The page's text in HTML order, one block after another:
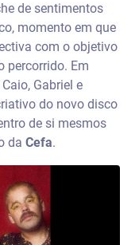
de sentimentos
momento em que
com o objetivo
percorrido. Em
Gabriel e
do novo disco
de si mesmos
da Cefa.